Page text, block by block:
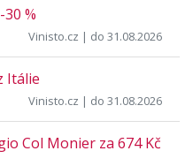
%
Vinisto.cz | do 31.08.2026
Itálie
Vinisto.cz | do 31.08.2026
Col Monier za 674 Kč